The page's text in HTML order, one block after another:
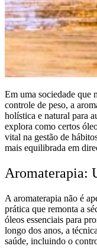
Em uma sociedade que
controle de peso, a
holística e natural para
explora como certos
vital na gestão de
mais equilibrada em
Aromaterapia:
A aromaterapia não é
prática que remonta a
óleos essenciais para
longo dos anos, a
saúde, incluindo o